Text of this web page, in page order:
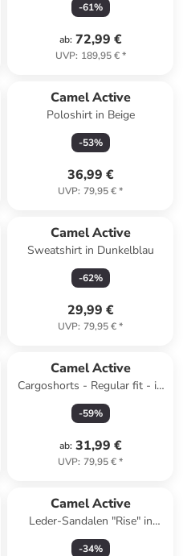
-61%
ab: 72,99 €
UVP: 189,95 €*
Camel Active
Poloshirt in Beige
-53%
36,99 €
UVP: 79,95 €*
Camel Active
Sweatshirt in Dunkelblau
-62%
29,99 €
UVP: 79,95 €*
Camel Active
Cargoshorts - Regular fit - in
Dunkelblau
-59%
ab: 31,99 €
UVP: 79,95 €*
Camel Active
Leder-Sandalen "Rise" in
Schwarz
-34%